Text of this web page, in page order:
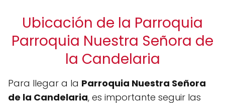
Ubicación de la Parroquia
Parroquia Nuestra Señora de
la Candelaria
Para llegar a la Parroquia Nuestra Señora
de la Candelaria, es importante seguir las